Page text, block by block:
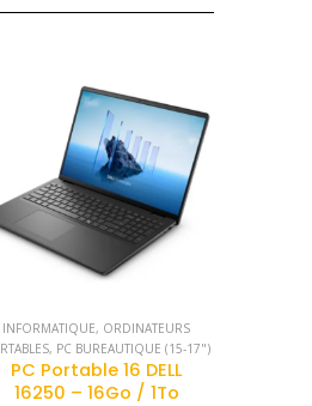
INFORMATIQUE, ORDINATEURS
, PC BUREAUTIQUE (15-17")
PC Portable 16 DELL
16250 – 16Go / 1To